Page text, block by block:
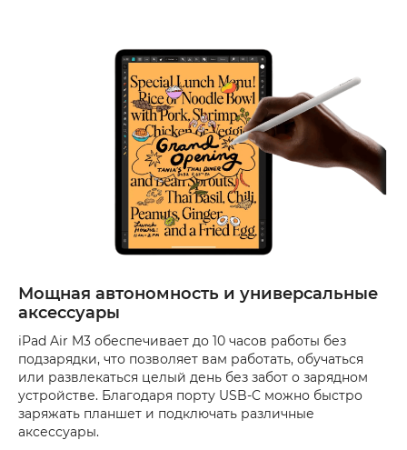
Мощная автономность и универсальные
аксессуары
iPad Air M3 обеспечивает до 10 часов работы без
подзарядки, что позволяет вам работать, обучаться
или развлекаться целый день без забот о зарядном
устройстве. Благодаря порту USB-C можно быстро
заряжать планшет и подключать различные
аксессуары.